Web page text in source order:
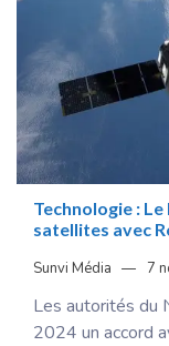
Technologie : Le
satellites avec
Sunvi Média 7
Les autorités du
2024 un accord